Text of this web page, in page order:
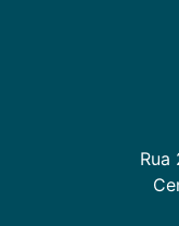
Rua